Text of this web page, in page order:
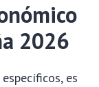
2026
es